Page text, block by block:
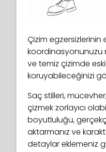
Çizim egzersizlerinin
koordinasyonunuzu
ve temiz çizimde
koruyabileceğinizi
Saç stilleri,
çizmek zorlayıcı
boyutluluğu,
aktarmanız ve
detaylar eklemeniz